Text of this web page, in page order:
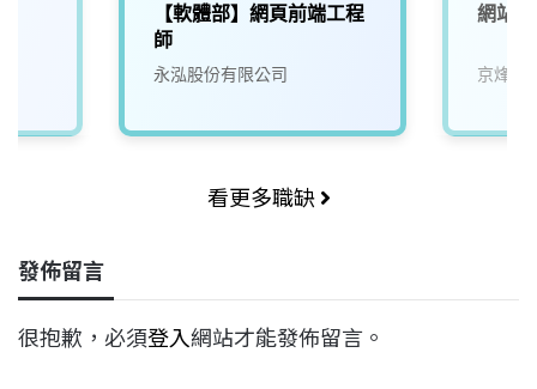
【軟體部】網頁前端工程
師
永泓股份有限公司
網站
京烽企
看更多職缺
發佈留言
很抱歉，必須登入網站才能發佈留言。